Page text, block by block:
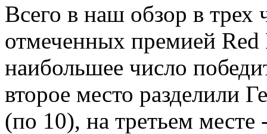
Всего в наш обзор в трех
отмеченных премией Red
наибольшее число
второе место
(по 10), на третьем